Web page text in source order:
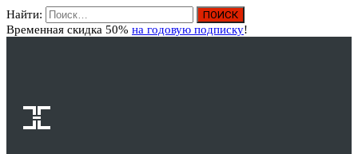
Найти:
Временная скидка 50% на годовую подписку!